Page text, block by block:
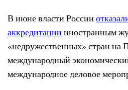
В июне власти России
аккредитациииностранным
«недружественных» стран на
международный
международное деловое